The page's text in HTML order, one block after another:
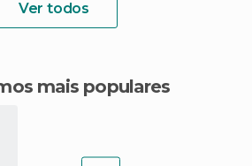
Ver todos
mais populares